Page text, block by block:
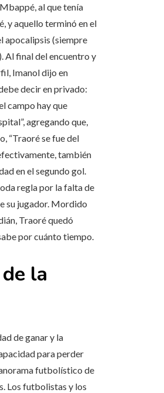
al que tenía
y aquello terminó en el
apocalipsis (siempre
Al final del encuentro y
Imanol dijo en
decir en privado:
campo hay que
agregando que,
“Traoré se fue del
también
en el segundo gol.
regla por la falta de
su jugador. Mordido
Traoré quedó
por cuánto tiempo.
la
de ganar y la
para perder
futbolístico de
Los futbolistas y los